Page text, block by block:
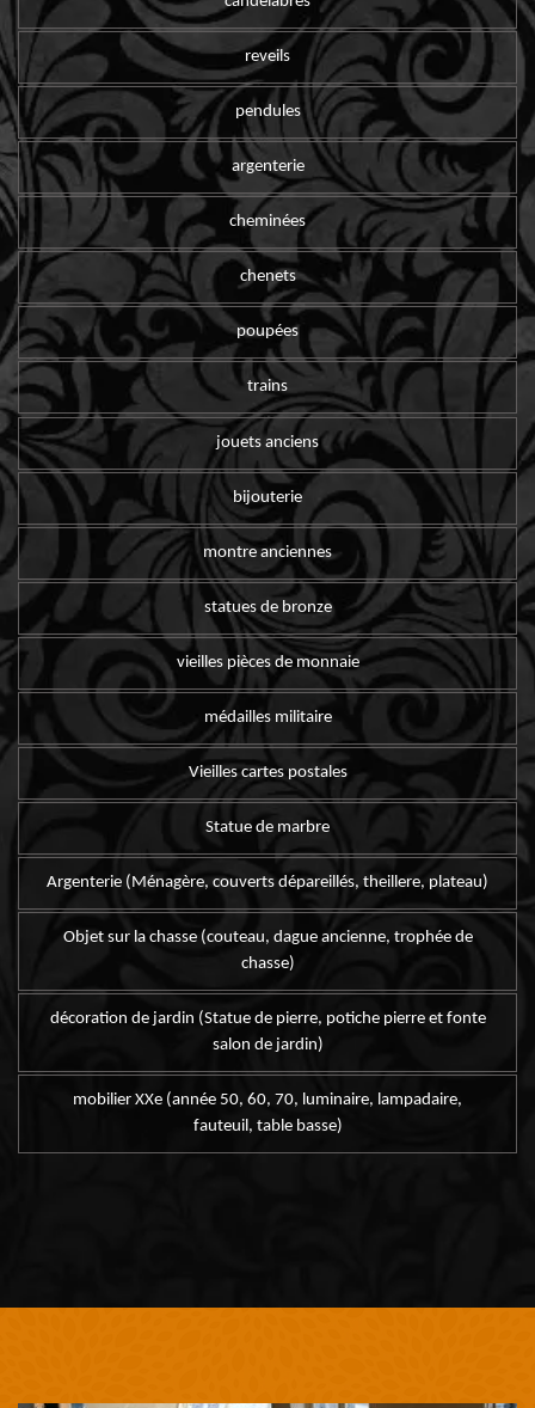
reveils
pendules
argenterie
cheminées
chenets
poupées
trains
jouets anciens
bijouterie
montre anciennes
statues de bronze
vieilles pièces de monnaie
médailles militaire
Vieilles cartes postales
Statue de marbre
Argenterie (Ménagère, couverts dépareillés, theillere, plateau)
Objet sur la chasse (couteau, dague ancienne, trophée de
chasse)
décoration de jardin (Statue de pierre, potiche pierre et fonte
salon de jardin)
mobilier XXe (année 50, 60, 70, luminaire, lampadaire,
fauteuil, table basse)